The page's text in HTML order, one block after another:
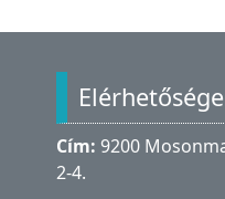
Cím: 9200
2-4.